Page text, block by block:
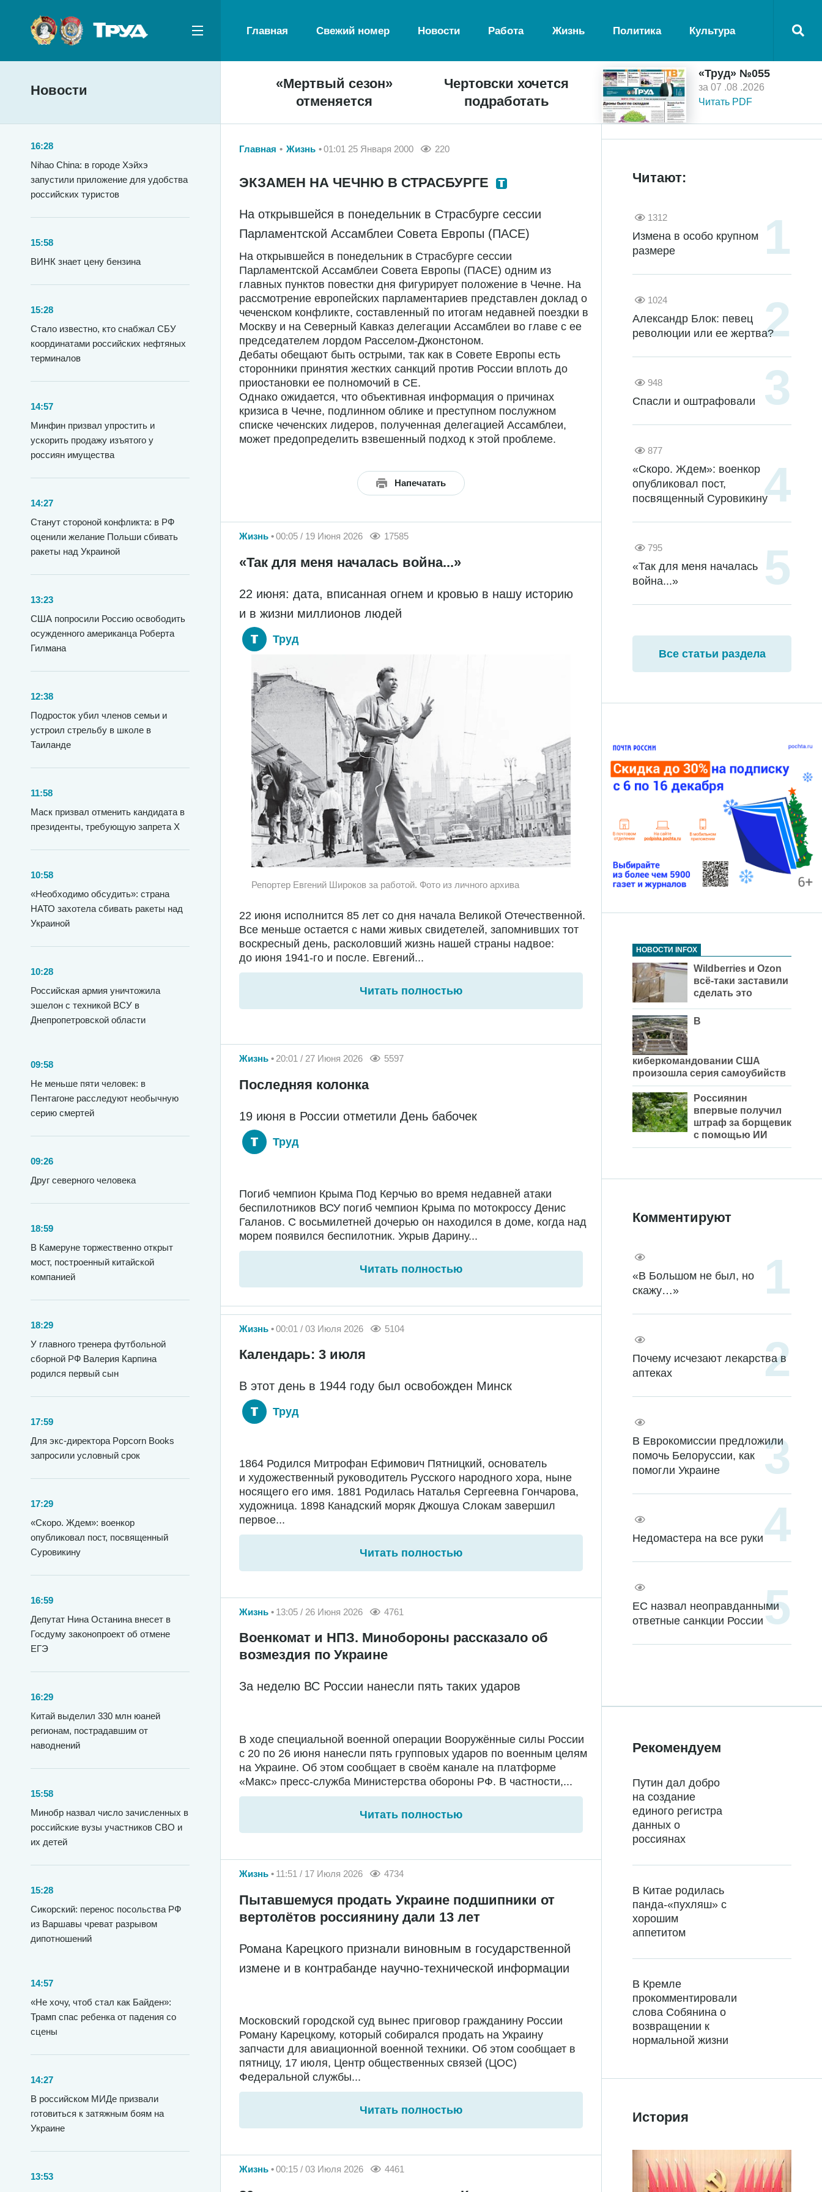
Главная Свежий номер Новости Работа Жизнь Политика Культура
Новости
«Мертвый сезон»
отменяется
Чертовски хочется
подработать
«Труд» №055
за 07 .08 .2026
Читать PDF
16:28
Nihao China: в городе Хэйхэ
запустили приложение для удобства
российских туристов
15:58
ВИНК знает цену бензина
15:28
Стало известно, кто снабжал СБУ
координатами российских нефтяных
терминалов
14:57
Минфин призвал упростить и
ускорить продажу изъятого у
россиян имущества
14:27
Станут стороной конфликта: в РФ
оценили желание Польши сбивать
ракеты над Украиной
13:23
США попросили Россию освободить
осужденного американца Роберта
Гилмана
12:38
Подросток убил членов семьи и
устроил стрельбу в школе в
Таиланде
11:58
Маск призвал отменить кандидата в
президенты, требующую запрета X
10:58
«Необходимо обсудить»: страна
НАТО захотела сбивать ракеты над
Украиной
10:28
Российская армия уничтожила
эшелон с техникой ВСУ в
Днепропетровской области
09:58
Не меньше пяти человек: в
Пентагоне расследуют необычную
серию смертей
09:26
Друг северного человека
18:59
В Камеруне торжественно открыт
мост, построенный китайской
компанией
18:29
У главного тренера футбольной
сборной РФ Валерия Карпина
родился первый сын
17:59
Для экс-директора Popcorn Books
запросили условный срок
17:29
«Скоро. Ждем»: военкор
опубликовал пост, посвященный
Суровикину
16:59
Депутат Нина Останина внесет в
Госдуму законопроект об отмене
ЕГЭ
16:29
Китай выделил 330 млн юаней
регионам, пострадавшим от
наводнений
15:58
Минобр назвал число зачисленных в
российские вузы участников СВО и
их детей
15:28
Сикорский: перенос посольства РФ
из Варшавы чреват разрывом
дипотношений
14:57
«Не хочу, чтоб стал как Байден»:
Трамп спас ребенка от падения со
сцены
14:27
В российском МИДе призвали
готовиться к затяжным боям на
Украине
13:53
Главная Жизнь 01:01 25 Января 2000 220
ЭКЗАМЕН НА ЧЕЧНЮ В СТРАСБУРГЕ
На открывшейся в понедельник в Страсбурге сессии
Парламентской Ассамблеи Совета Европы (ПАСЕ)
На открывшейся в понедельник в Страсбурге сессии
Парламентской Ассамблеи Совета Европы (ПАСЕ) одним из
главных пунктов повестки дня фигурирует положение в Чечне. На
рассмотрение европейских парламентариев представлен доклад о
чеченском конфликте, составленный по итогам недавней поездки в
Москву и на Северный Кавказ делегации Ассамблеи во главе с ее
председателем лордом Расселом-Джонстоном.
Дебаты обещают быть острыми, так как в Совете Европы есть
сторонники принятия жестких санкций против России вплоть до
приостановки ее полномочий в СЕ.
Однако ожидается, что объективная информация о причинах
кризиса в Чечне, подлинном облике и преступном послужном
списке чеченских лидеров, полученная делегацией Ассамблеи,
может предопределить взвешенный подход к этой проблеме.
Напечатать
Жизнь 00:05 / 19 Июня 2026 17585
«Так для меня началась война...»
22 июня: дата, вписанная огнем и кровью в нашу историю
и в жизни миллионов людей
Труд
Репортер Евгений Широков за работой. Фото из личного архива
22 июня исполнится 85 лет со дня начала Великой Отечественной.
Все меньше остается с нами живых свидетелей, запомнивших тот
воскресный день, расколовший жизнь нашей страны надвое:
до июня 1941-го и после. Евгений...
Читать полностью
Жизнь 20:01 / 27 Июня 2026 5597
Последняя колонка
19 июня в России отметили День бабочек
Труд
Погиб чемпион Крыма Под Керчью во время недавней атаки
беспилотников ВСУ погиб чемпион Крыма по мотокроссу Денис
Галанов. С восьмилетней дочерью он находился в доме, когда над
морем появился беспилотник. Укрыв Дарину...
Читать полностью
Жизнь 00:01 / 03 Июля 2026 5104
Календарь: 3 июля
В этот день в 1944 году был освобожден Минск
Труд
1864 Родился Митрофан Ефимович Пятницкий, основатель
и художественный руководитель Русского народного хора, ныне
носящего его имя. 1881 Родилась Наталья Сергеевна Гончарова,
художница. 1898 Канадский моряк Джошуа Слокам завершил
первое...
Читать полностью
Жизнь 13:05 / 26 Июня 2026 4761
Военкомат и НПЗ. Минобороны рассказало об
возмездия по Украине
За неделю ВС России нанесли пять таких ударов
В ходе специальной военной операции Вооружённые силы России
с 20 по 26 июня нанесли пять групповых ударов по военным целям
на Украине. Об этом сообщает в своём канале на платформе
«Макс» пресс-служба Министерства обороны РФ. В частности,...
Читать полностью
Жизнь 11:51 / 17 Июля 2026 4734
Пытавшемуся продать Украине подшипники от
вертолётов россиянину дали 13 лет
Романа Карецкого признали виновным в государственной
измене и в контрабанде научно-технической информации
Московский городской суд вынес приговор гражданину России
Роману Карецкому, который собирался продать на Украину
запчасти для авиационной военной техники. Об этом сообщает в
пятницу, 17 июля, Центр общественных связей (ЦОС)
Федеральной службы...
Читать полностью
Жизнь 00:15 / 03 Июля 2026 4461
Читают:
1312
Измена в особо крупном
размере
1024
Александр Блок: певец
революции или ее жертва?
948
Спасли и оштрафовали
877
«Скоро. Ждем»: военкор
опубликовал пост,
посвященный Суровикину
795
«Так для меня началась
война...»
Все статьи раздела
НОВОСТИ INFOX
Wildberries и Ozon
всё-таки заставили
сделать это
В
киберкомандовании США
произошла серия самоубийств
Россиянин
впервые получил
штраф за борщевик
с помощью ИИ
Комментируют
«В Большом не был, но
скажу…»
Почему исчезают лекарства в
аптеках
В Еврокомиссии предложили
помочь Белоруссии, как
помогли Украине
Недомастера на все руки
ЕС назвал неоправданными
ответные санкции России
Рекомендуем
Путин дал добро
на создание
единого регистра
данных о
россиянах
В Китае родилась
панда-«пухляш» с
хорошим
аппетитом
В Кремле
прокомментировали
слова Собянина о
возвращении к
нормальной жизни
История